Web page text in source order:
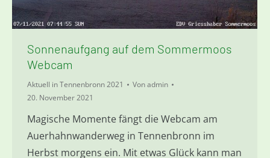
Sonnenaufgang auf dem Sommermoos
Webcam
Aktuell in Tennenbronn 2021 Vonadmin
20. November 2021
Magische Momente fängt die Webcam am
Auerhahnwanderweg in Tennenbronn im
Herbst morgens ein. Mit etwas Glück kann man